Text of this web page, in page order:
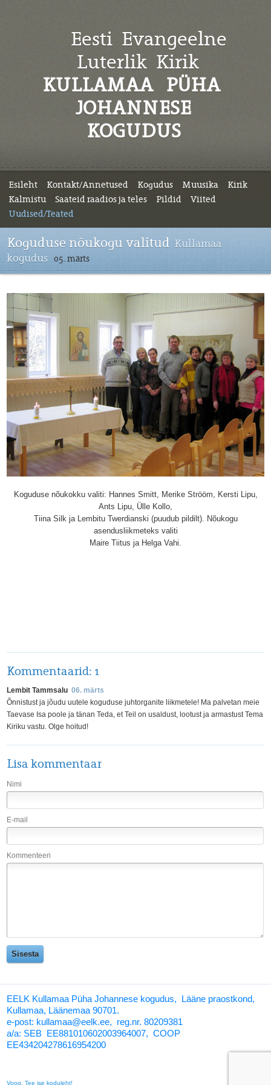
Eesti Evangeelne
Luterlik Kirik
KULLAMAA PÜHA
JOHANNESE
KOGUDUS
Esileht Kontakt/Annetused Kogudus Muusika
Kirik
Kalmistu
Saateid raadios ja teles Pildid
Viited
Uudised/Teated
Koguduse nõukogu valitud Kullamaa
kogudus 05. märts
Koguduse nõukokku valiti: Hannes Smitt, Merike Strööm, Kersti Lipu,
Ants Lipu, Ülle Kollo,
Tiina Silk ja Lembitu Twerdianski (puudub pildilt). Nõukogu
asendusliikmeteks valiti
Maire Tiitus ja Helga Vahi.
Kommentaarid: 1
Lembit Tammsalu 06. märts
Õnnistust ja jõudu uutele koguduse juhtorganite liikmetele! Ma palvetan meie
Taevase Isa poole ja tänan Teda, et Teil on usaldust, lootust ja armastust Tema
Kiriku vastu. Olge hoitud!
Lisa kommentaar
Nimi
E-mail
Kommenteeri
EELK Kullamaa Püha Johannese kogudus, Lääne praostkond,
Kullamaa, Läänemaa 90701.
e-post: kullamaa@eelk.ee, reg.nr. 80209381
a/a: SEB EE881010602003964007, COOP
EE434204278616954200
Voog. Tee ise koduleht!